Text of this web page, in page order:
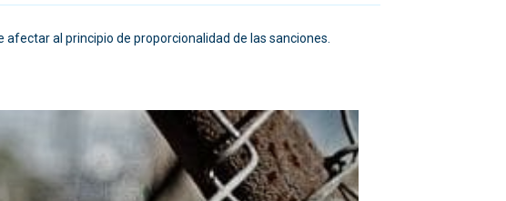
al principio de proporcionalidad de las sanciones.